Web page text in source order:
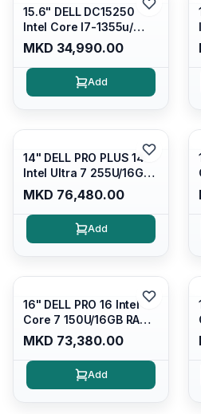
15.6" DELL DC15250
Intel Core I7-1355u/
16GB DDR4 / 512GB SSD
M.2 2230/ Intel UHD
Graphics/ 120Hz Anti-
glare FULLHD LED
MKD 34,990.00
Add
14" DELL PRO PLUS 14
Intel Ultra 7 255U/16GB
RAM DDR5 5600mhz/
512 GB SSD M.2 Nvme
2230/FULLHD+ (16:10)
Ips/bt/backlit
MKD 76,480.00
Add
16" DELL PRO 16 Intel
Core 7 150U/16GB RAM
DDR5 5600mhz/ 512 GB
SSD M.2 Nvme
(2230)/FULLHD+ (16:10)
Ips/bt/backlit
MKD 73,380.00
Add